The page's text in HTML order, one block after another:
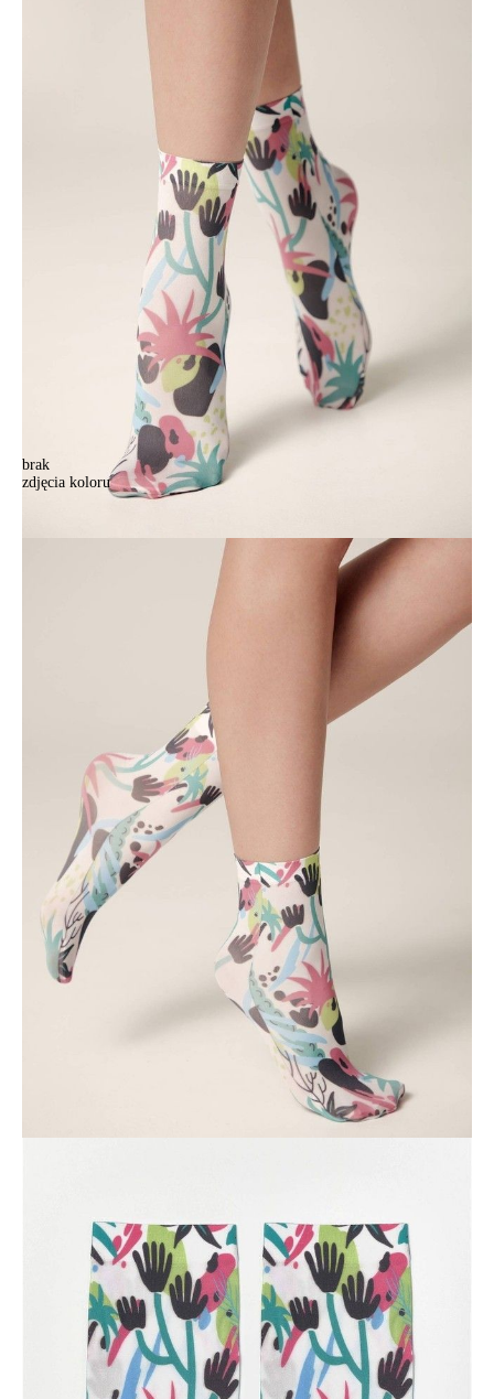
brak
zdjęcia koloru
Skarpetki damskie CONTE ELEGANT FANTASY, r.36-39, 758
DODAJ DO KOSZYKA
Jak złożyć zamówienie
POWIADOM MNIE O DOSTĘPNOŚCI
ПОЛУЧИТЬ ПО EMAIL
Kurier,darmowa od 99 zł
czas dostawy: 1-2 dni robocze
Paczkomaty InPost 24/7,
darmowa od 50 zł
czas dostawy: 1-2 dni robocze
Odbiór osobisty
w sklepie Conte (Łodz)
pn.- czw. 8:00 - 16:00, pt. 8:00 - 14:00
Elastyczne skarpetki z oryginalnymi nadrukami prezentują się tak
stylowo i indywidualnie, że nie będziesz chciała ich chować pod
1001291250030000758
poliamid 89%, elastan 11%
Udostępnij produkt
Podmiot odpowiedzialny
EuroTrade Tex Sp z o.o.
Św. Teresy 91
91-341, Łódź, Polska
+48 500-503-636
info@conteshop.pl